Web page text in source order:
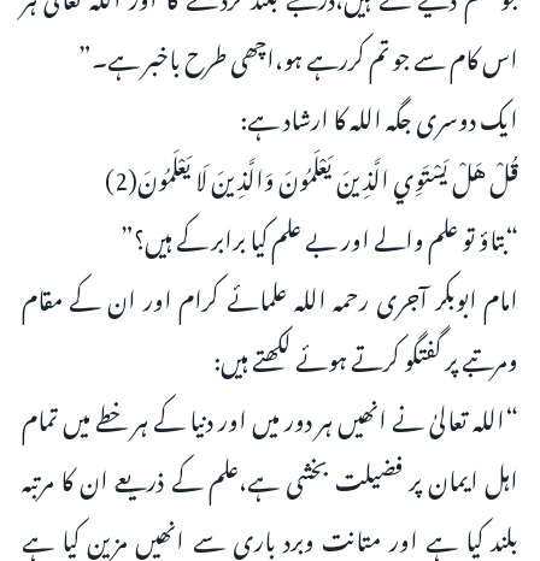
اس کام سے جو تم کررہے ہو،اچھی طرح باخبر ہے۔”
ایک دوسری جگہ اللہ کا ارشاد ہے:
قُلْ هَلْ يَسْتَوِي الَّذِينَ يَعْلَمُونَ وَالَّذِينَ لَا يَعْلَمُونَ(2)
“بتاؤ تو علم والے اور بے علم کیا برابر کے ہیں؟”
امام ابوبکر آجری رحمہ اللہ علمائے کرام اور ان کے مقام
ومرتبے پر گفتگو کرتے ہوئے لکھتے ہیں:
“اللہ تعالیٰ نے انھیں ہر دور میں اور دنیا کے ہر خطے میں تمام
اہل ایمان پر فضیلت بخشی ہے،علم کے ذریعے ان کا مرتبہ
بلند کیا ہے اور متانت وبرد باری سے انھیں مزین کیا ہے